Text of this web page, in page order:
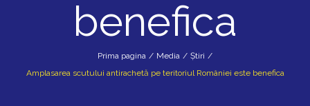
benefica
Prima pagina / Media / Știri /
Amplasarea scutului antirachetă pe teritoriul României este benefica